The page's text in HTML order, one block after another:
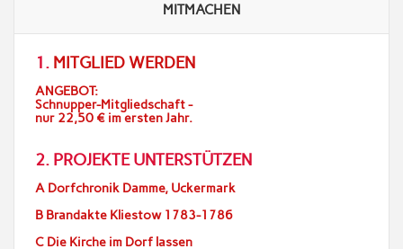
MITMACHEN
1. MITGLIED WERDEN
ANGEBOT:
Schnupper-Mitgliedschaft -
nur 22,50 € im ersten Jahr.
2. PROJEKTE UNTERSTÜTZEN
A Dorfchronik Damme, Uckermark
B Brandakte Kliestow 1783-1786
C Die Kirche im Dorf lassen